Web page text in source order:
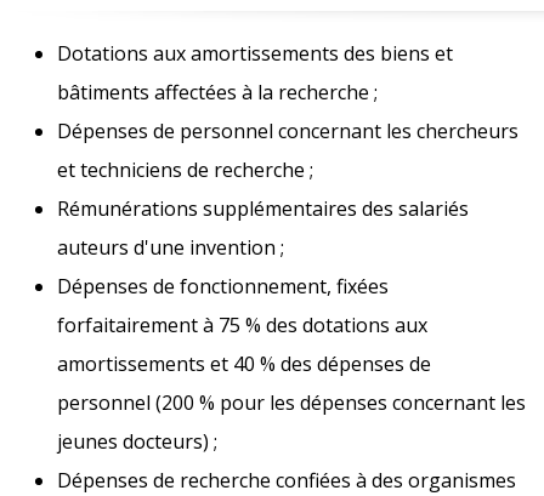
Dotations aux amortissements des biens et
bâtiments affectées à la recherche ;
Dépenses de personnel concernant les chercheurs
et techniciens de recherche ;
Rémunérations supplémentaires des salariés
auteurs d'une invention ;
Dépenses de fonctionnement, fixées
forfaitairement à 75 % des dotations aux
amortissements et 40 % des dépenses de
personnel (200 % pour les dépenses concernant les
jeunes docteurs) ;
Dépenses de recherche confiées à des organismes